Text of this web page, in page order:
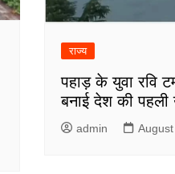
राज्य
पहाड़ के युवा रवि
बनाई देश की पहली
admin